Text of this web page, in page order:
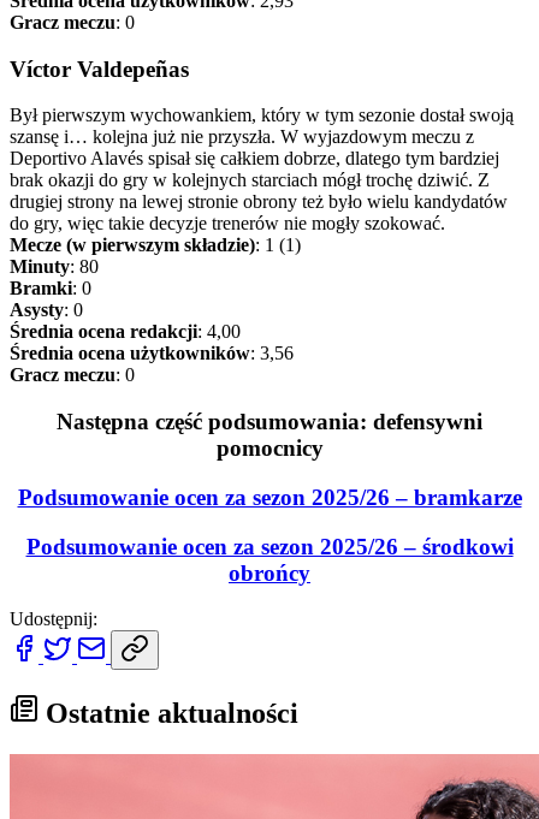
Gracz meczu: 0
Víctor Valdepeñas
Był pierwszym wychowankiem, który w tym sezonie dostał swoją
szansę i… kolejna już nie przyszła. W wyjazdowym meczu z
Deportivo Alavés spisał się całkiem dobrze, dlatego tym bardziej
brak okazji do gry w kolejnych starciach mógł trochę dziwić. Z
drugiej strony na lewej stronie obrony też było wielu kandydatów
do gry, więc takie decyzje trenerów nie mogły szokować.
Mecze (w pierwszym składzie): 1 (1)
Minuty: 80
Bramki: 0
Asysty: 0
Średnia ocena redakcji: 4,00
Średnia ocena użytkowników: 3,56
Gracz meczu: 0
Następna część podsumowania: defensywni
pomocnicy
Podsumowanie ocen za sezon 2025/26 – bramkarze
Podsumowanie ocen za sezon 2025/26 – środkowi
obrońcy
Udostępnij:
Ostatnie aktualności